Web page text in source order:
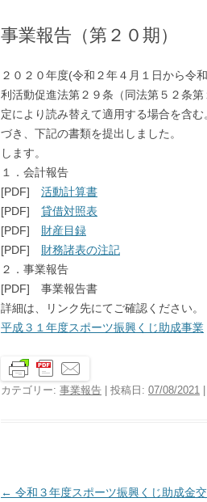
事業報告（第２０期）
２０２０年度(令和２年４月１日から令
利活動促進法第２９条（同法第５２条
定により読み替えて適用する場合を含
づき、下記の書類を提出しました。
します。
１．会計報告
[PDF] 活動計算書
[PDF] 貸借対照表
[PDF] 財産目録
[PDF] 財務諸表の注記
２．事業報告
[PDF] 事業報告書
詳細は、リンク先にてご確認ください。
平成３１年度スポーツ振興くじ助成事業
カテゴリー: 事業報告 | 投稿日: 07/08/2021
投
← 令和３年度スポーツ振興くじ助成金